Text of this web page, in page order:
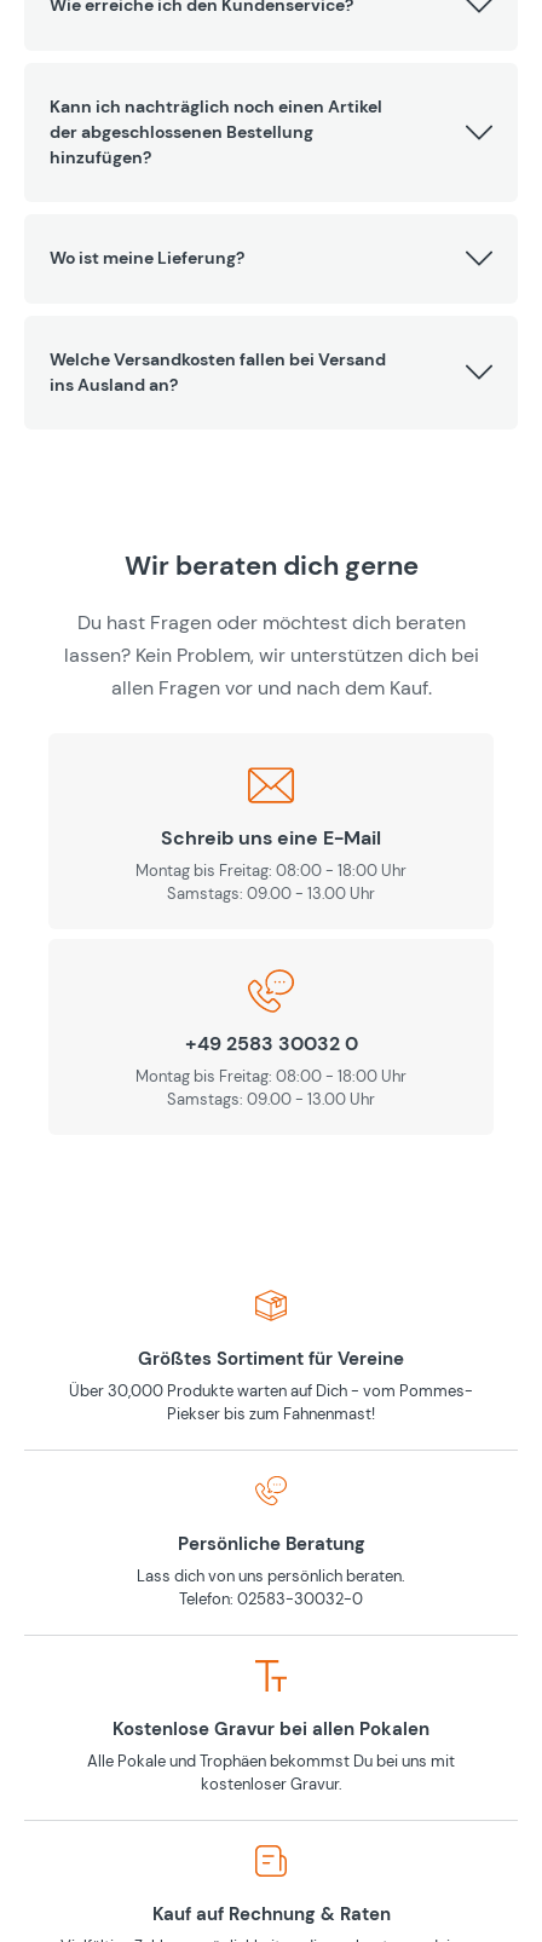
Wie erreiche ich den Kundenservice?
Kann ich nachträglich noch einen Artikel
der abgeschlossenen Bestellung
hinzufügen?
Wo ist meine Lieferung?
Welche Versandkosten fallen bei Versand
ins Ausland an?
Wir beraten dich gerne
Du hast Fragen oder möchtest dich beraten
lassen? Kein Problem, wir unterstützen dich bei
allen Fragen vor und nach dem Kauf.
Schreib uns eine E-Mail
Montag bis Freitag: 08:00 - 18:00 Uhr
Samstags: 09.00 - 13.00 Uhr
+49 2583 30032 0
Montag bis Freitag: 08:00 - 18:00 Uhr
Samstags: 09.00 - 13.00 Uhr
Größtes Sortiment für Vereine
Über 30,000 Produkte warten auf Dich - vom Pommes-
Piekser bis zum Fahnenmast!
Persönliche Beratung
Lass dich von uns persönlich beraten.
Telefon: 02583-30032-0
Kostenlose Gravur bei allen Pokalen
Alle Pokale und Trophäen bekommst Du bei uns mit
kostenloser Gravur.
Kauf auf Rechnung & Raten